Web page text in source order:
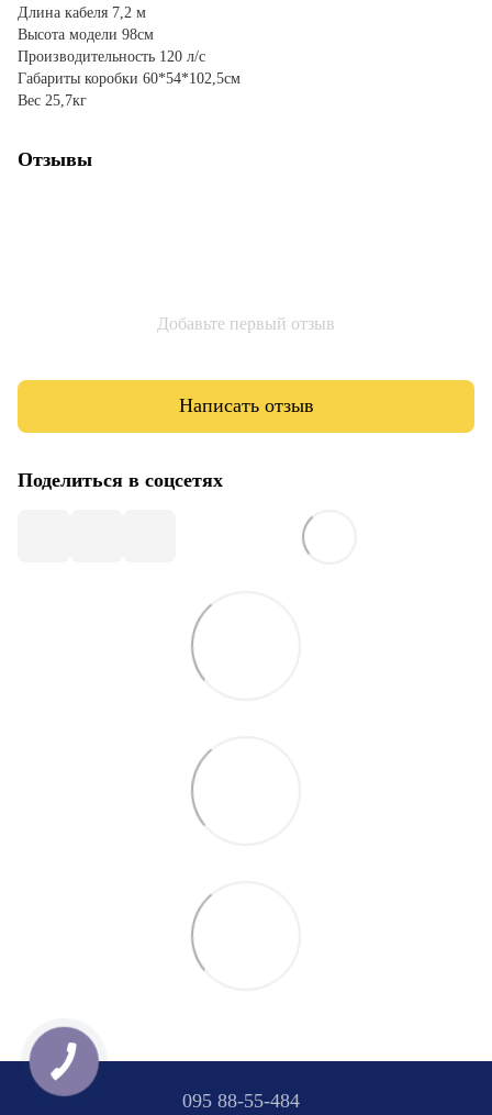
Длина кабеля 7,2 м
Высота модели 98см
Производительность 120 л/с
Габариты коробки 60*54*102,5см
Вес 25,7кг
Отзывы
Добавьте первый отзыв
Написать отзыв
Поделиться в соцсетях
095 88-55-484